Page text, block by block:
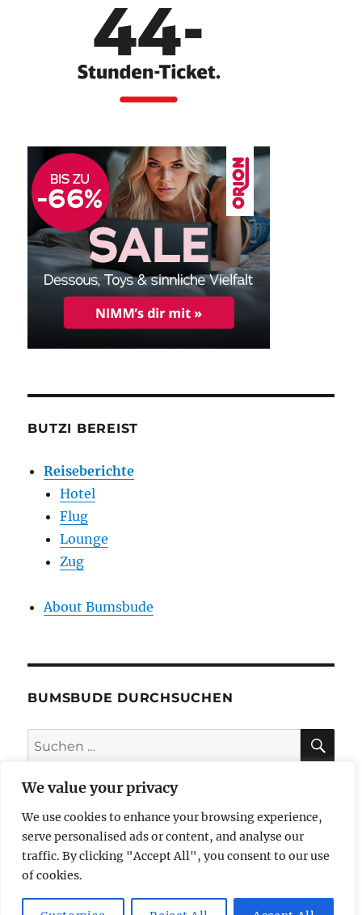
We value your privacy
We use cookies to enhance your browsing experience,
serve personalised ads or content, and analyse our
traffic. By clicking "Accept All", you consent to our use
of cookies.
BUTZI BEREIST
Reiseberichte
Hotel
Flug
Lounge
Zug
About Bumsbude
BUMSBUDE DURCHSUCHEN
Suche
nach:
impressum
datenschutzerklärung